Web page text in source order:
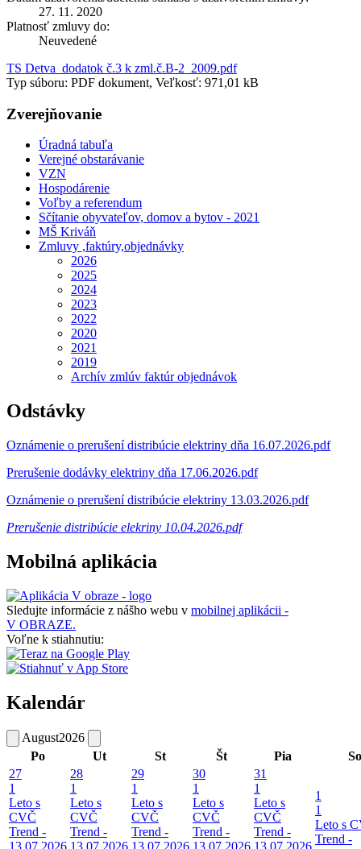
27. 11. 2020
Platnosť zmluvy do:
Neuvedené
TS Detva_dodatok č.3 k zml.č.B-2_2009.pdf
Typ súboru: PDF dokument, Veľkosť: 971,01 kB
Zverejňovanie
Úradná tabuľa
Verejné obstarávanie
VZN
Hospodárenie
Voľby a referendum
Sčítanie obyvateľov, domov a bytov - 2021
MŠ Kriváň
Zmluvy ,faktúry,objednávky
2026
2025
2024
2023
2022
2020
2021
2019
Archív zmlúv faktúr objednávok
Odstávky
Oznámenie o prerušení distribúcie elektriny dňa 16.07.2026.pdf
Prerušenie dodávky elektriny dňa 17.06.2026.pdf
Oznámenie o prerušení distribúcie elektriny 13.03.2026.pdf
Prerušenie distribúcie elekriny 10.04.2026.pdf
Mobilná aplikácia
Sledujte informácie z nášho webu v mobilnej aplikácii -
V OBRAZE.
Voľne k stiahnutiu:
Kalendár
August2026
Po
Ut St Št Pia
So
27
1
Leto s
CVČ
Trend -
13.07.2026
28
1
Leto s
CVČ
Trend -
13.07.2026
29
1
Leto s
CVČ
Trend -
13.07.2026
30
1
Leto s
CVČ
Trend -
13.07.2026
31
1
Leto s
CVČ
Trend -
13.07.2026
1
1
Leto s
Trend -